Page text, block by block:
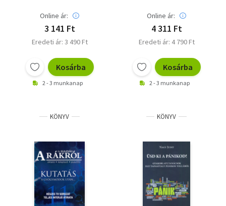
Online ár:
3 141 Ft
Eredeti ár: 3 490 Ft
Kosárba
2 - 3 munkanap
területén jobb és
gyorsabb
eredményeket érj el
Online ár:
4 311 Ft
Eredeti ár: 4 790 Ft
Kosárba
2 - 3 munkanap
KÖNYV KÖNYV